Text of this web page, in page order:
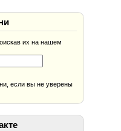
их на нашем
если вы не уверены